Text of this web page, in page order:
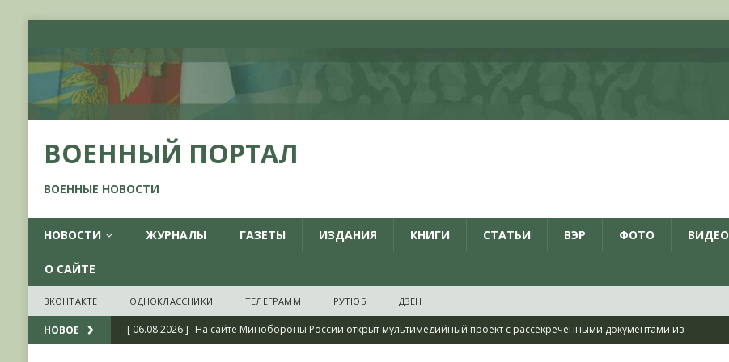
ВОЕННЫЙ ПОРТАЛ
ВОЕННЫЕ НОВОСТИ
НОВОСТИ ЖУРНАЛЫ ГАЗЕТЫ ИЗДАНИЯ КНИГИ СТАТЬИ ВЭР ФОТО ВИДЕО
О САЙТЕ
ВКОНТАКТЕ ОДНОКЛАССНИКИ ТЕЛЕГРАММ РУТЮБ ДЗЕН
НОВОЕ [ 06.08.2026 ] На сайте Минобороны России открыт мультимедийный проект с рассекреченными документами из